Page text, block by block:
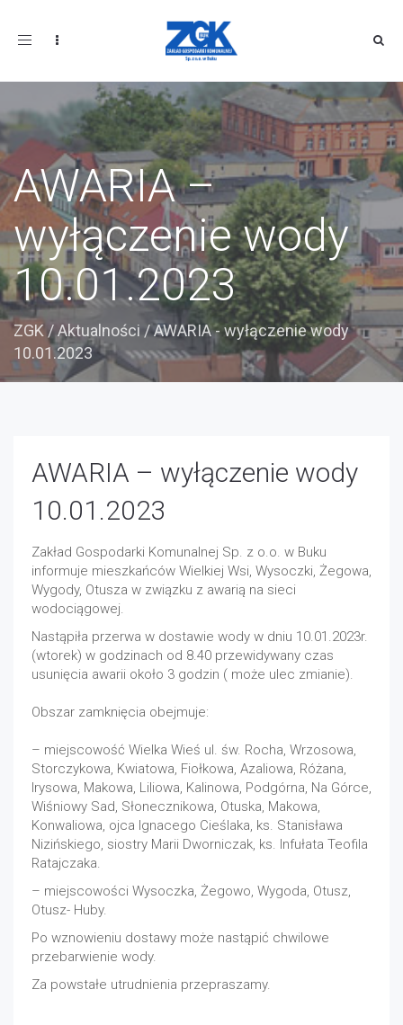
Toggle
AWARIA –
wyłączenie wody
10.01.2023
ZGK /Aktualności /AWARIA - wyłączenie wody
10.01.2023
AWARIA – wyłączenie wody
10.01.2023
Zakład Gospodarki Komunalnej Sp. z o.o. w Buku
informuje mieszkańców Wielkiej Wsi, Wysoczki, Żegowa,
Wygody, Otusza w związku z awarią na sieci
wodociągowej.
Nastąpiła przerwa w dostawie wody w dniu 10.01.2023r.
(wtorek) w godzinach od 8.40 przewidywany czas
usunięcia awarii około 3 godzin ( może ulec zmianie).
Obszar zamknięcia obejmuje:
– miejscowość Wielka Wieś ul. św. Rocha, Wrzosowa,
Storczykowa, Kwiatowa, Fiołkowa, Azaliowa, Różana,
Irysowa, Makowa, Liliowa, Kalinowa, Podgórna, Na Górce,
Wiśniowy Sad, Słonecznikowa, Otuska, Makowa,
Konwaliowa, ojca Ignacego Cieślaka, ks. Stanisława
Nizińskiego, siostry Marii Dworniczak, ks. Infułata Teofila
Ratajczaka.
– miejscowości Wysoczka, Żegowo, Wygoda, Otusz,
Otusz- Huby.
Po wznowieniu dostawy może nastąpić chwilowe
przebarwienie wody.
Za powstałe utrudnienia przepraszamy.